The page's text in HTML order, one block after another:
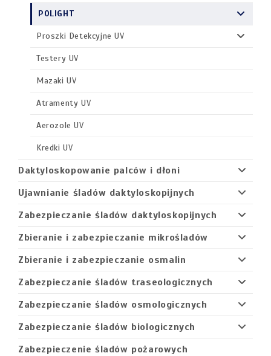
Daktyloskopowanie palców i dłoni
Ujawnianie śladów daktyloskopijnych
Zabezpieczanie śladów daktyloskopijnych
Zbieranie i zabezpieczanie mikrośladów
Zbieranie i zabezpieczanie osmalin
Zabezpieczanie śladów traseologicznych
Zabezpieczanie śladów osmologicznych
Zabezpieczanie śladów biologicznych
Zabezpieczenie śladów pożarowych
POLIGHT
Proszki Detekcyjne UV
Testery UV
Mazaki UV
Atramenty UV
Aerozole UV
Kredki UV